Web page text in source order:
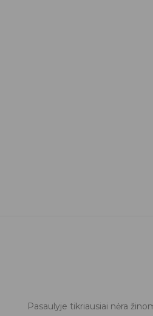
Pasaulyje tikriausiai nėra